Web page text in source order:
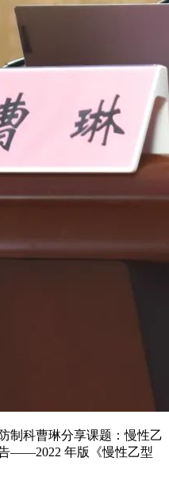
制科曹琳分享课题：慢性乙
——2022 年版《慢性乙型